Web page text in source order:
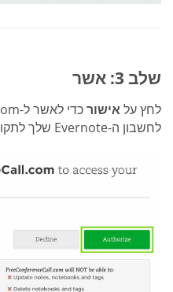
שלב 3: אשר
לחץ עלאישור
לחשבון ה-Evernote שלך לתקופת זמן שנקבעה מראש.